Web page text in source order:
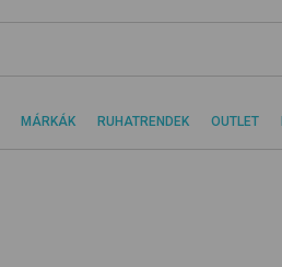
MÁRKÁK RUHATRENDEK OUTLET